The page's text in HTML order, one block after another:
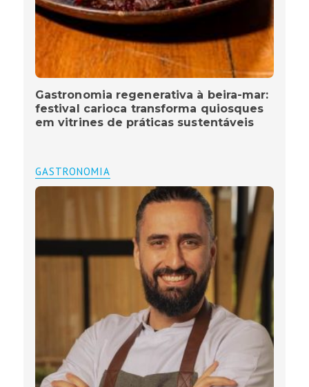
Gastronomia regenerativa à beira-mar:
festival carioca transforma quiosques
em vitrines de práticas sustentáveis
GASTRONOMIA